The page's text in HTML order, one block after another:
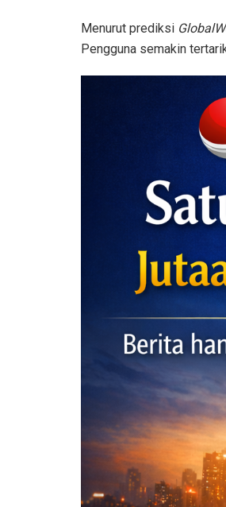
Menurut prediksi
Pengguna semakin